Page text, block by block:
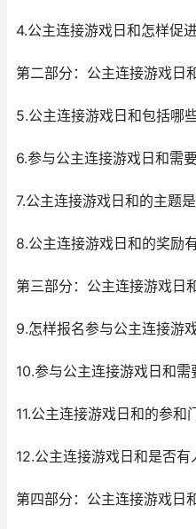
4.公主连接游戏日和怎样促
第二部分：公主连接游戏日
5.公主连接游戏日和包括哪
6.参与公主连接游戏日和需
7.公主连接游戏日和的主题是
8.公主连接游戏日和的奖励
第三部分：公主连接游戏日
9.怎样报名参与公主连接游
10.参与公主连接游戏日和需
11.公主连接游戏日和的参和
12.公主连接游戏日和是否有
第四部分：公主连接游戏日